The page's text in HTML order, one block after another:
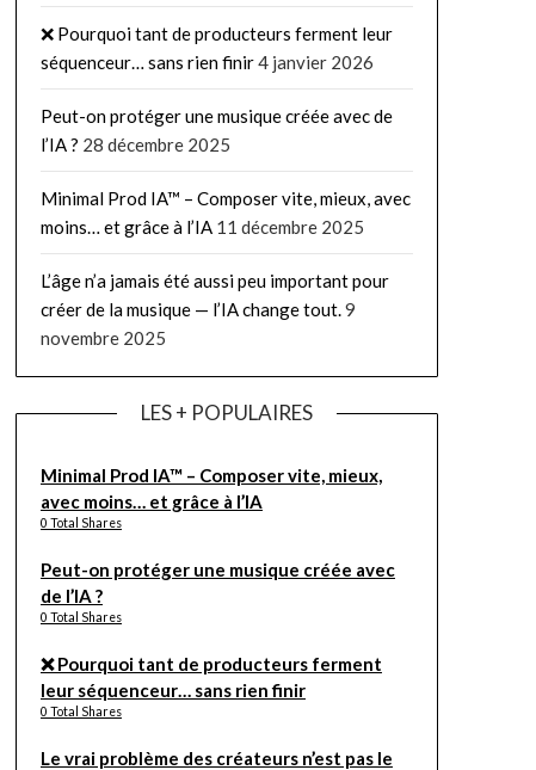
❌ Pourquoi tant de producteurs ferment leur
séquenceur… sans rien finir4 janvier 2026
Peut-on protéger une musique créée avec de
l’IA ? 28 décembre 2025
Minimal Prod IA™ – Composer vite, mieux, avec
moins… et grâce à l’IA 11 décembre 2025
L’âge n’a jamais été aussi peu important pour
créer de la musique — l’IA change tout.9
novembre 2025
LES + POPULAIRES
Minimal Prod IA™ – Composer vite, mieux,
avec moins… et grâce à l’IA
0 Total Shares
Peut-on protéger une musique créée avec
de l’IA ?
0 Total Shares
❌ Pourquoi tant de producteurs ferment
leur séquenceur… sans rien finir
0 Total Shares
Le vrai problème des créateurs n’est pas le